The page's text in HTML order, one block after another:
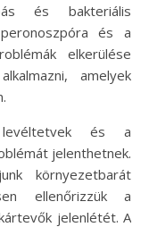
és bakteriális
és a
elkerülése
amelyek
és a
jelenthetnek.
környezetbarát
ellenőrizzük a
jelenlétét. A